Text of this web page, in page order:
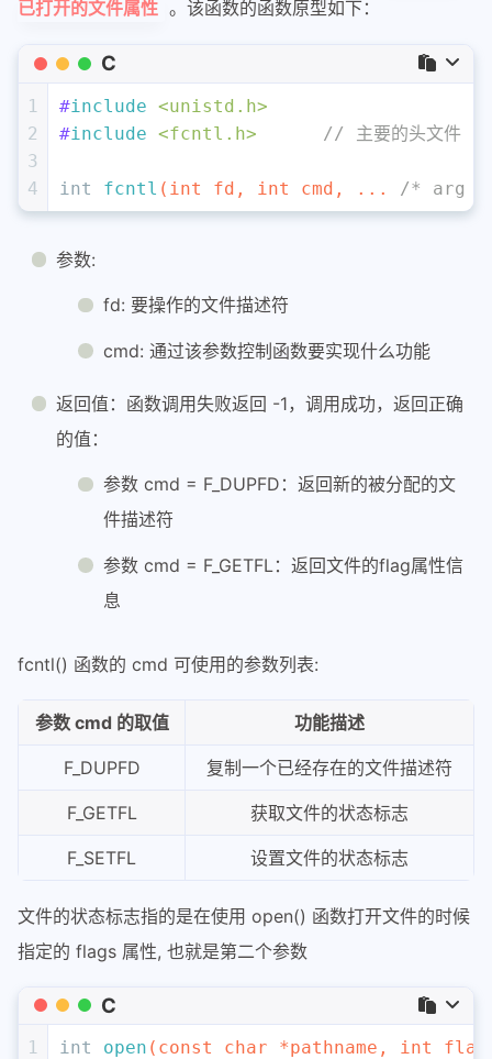
已打开的文件属性 。该函数的函数原型如下：
C
1
2
3
4
#include <unistd.h>
#include <fcntl.h> // 主要的头文件
int fcntl ( int fd, int cmd, ... /* arg
参数:
fd: 要操作的文件描述符
cmd: 通过该参数控制函数要实现什么功能
返回值：函数调用失败返回 -1，调用成功，返回正确
的值：
参数 cmd = F_DUPFD：返回新的被分配的文
件描述符
参数 cmd = F_GETFL：返回文件的flag属性信
息
fcntl() 函数的 cmd 可使用的参数列表:
参数 cmd 的取值 功能描述
F_DUPFD 复制一个已经存在的文件描述符
F_GETFL 获取文件的状态标志
F_SETFL 设置文件的状态标志
文件的状态标志指的是在使用 open() 函数打开文件的时候
指定的 flags 属性, 也就是第二个参数
C
1 int open ( const char *pathname, int